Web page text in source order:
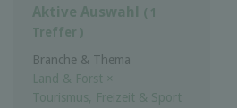
Aktive Auswahl ( 1
Treffer )
Branche & Thema
Land & Forst ×
Tourismus, Freizeit & Sport